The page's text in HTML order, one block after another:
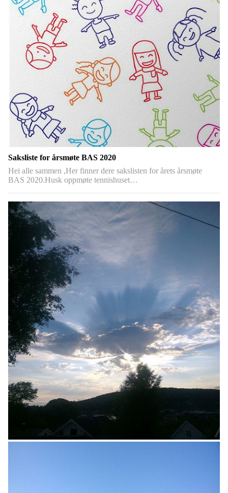
Saksliste for årsmøte BAS 2020
Hei alle sammen ,Her finner dere sakslisten for årets årsmøte
BAS 2020.Husk oppmøte tennishuset…